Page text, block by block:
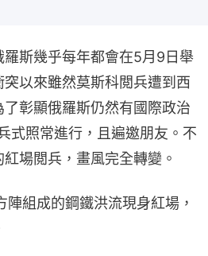
斯幾乎每年都會在5月9日舉
以來雖然莫斯科閲兵遭到西
彰顯俄羅斯仍然有國際政治
式照常進行，且遍邀朋友。不
場閲兵，畫風完全轉變。
組成的鋼鐵洪流現身紅場，